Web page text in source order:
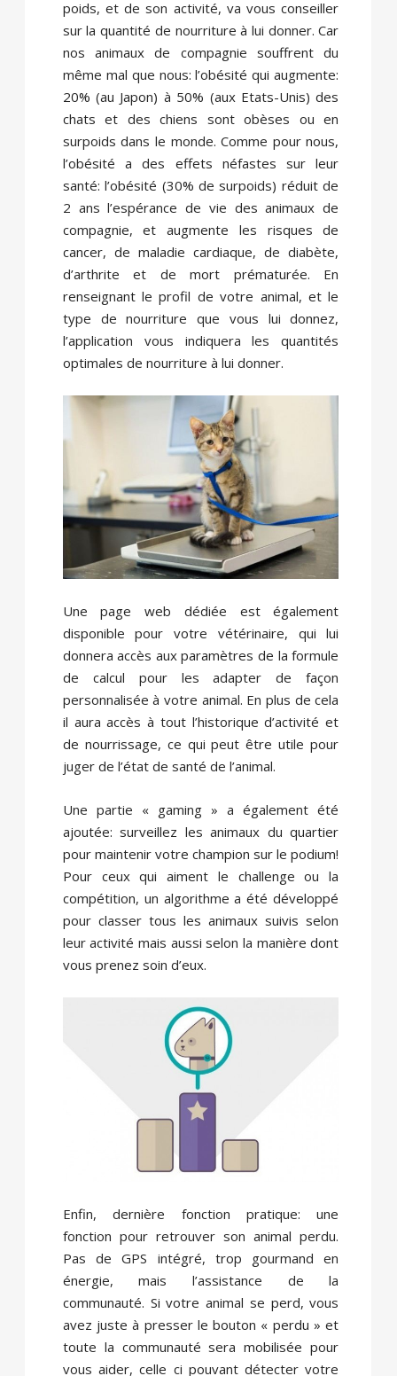
poids, et de son activité, va vous conseiller
sur la quantité de nourriture à lui donner. Car
nos animaux de compagnie souffrent du
même mal que nous: l’obésité qui augmente:
20% (au Japon) à 50% (aux Etats-Unis) des
chats et des chiens sont obèses ou en
surpoids dans le monde. Comme pour nous,
l’obésité a des effets néfastes sur leur
santé: l’obésité (30% de surpoids) réduit de
2 ans l’espérance de vie des animaux de
compagnie, et augmente les risques de
cancer, de maladie cardiaque, de diabète,
d’arthrite et de mort prématurée. En
renseignant le profil de votre animal, et le
type de nourriture que vous lui donnez,
l’application vous indiquera les quantités
optimales de nourriture à lui donner.
Une page web dédiée est également
disponible pour votre vétérinaire, qui lui
donnera accès aux paramètres de la formule
de calcul pour les adapter de façon
personnalisée à votre animal. En plus de cela
il aura accès à tout l’historique d’activité et
de nourrissage, ce qui peut être utile pour
juger de l’état de santé de l’animal.
Une partie « gaming » a également été
ajoutée: surveillez les animaux du quartier
pour maintenir votre champion sur le podium!
Pour ceux qui aiment le challenge ou la
compétition, un algorithme a été développé
pour classer tous les animaux suivis selon
leur activité mais aussi selon la manière dont
vous prenez soin d’eux.
Enfin, dernière fonction pratique: une
fonction pour retrouver son animal perdu.
Pas de GPS intégré, trop gourmand en
énergie, mais l’assistance de la
communauté. Si votre animal se perd, vous
avez juste à presser le bouton « perdu » et
toute la communauté sera mobilisée pour
vous aider, celle ci pouvant détecter votre